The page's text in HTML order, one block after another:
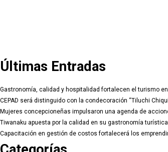
Últimas Entradas
Gastronomía, calidad y hospitalidad fortalecen el turismo
CEPAD será distinguido con la condecoración “Tiluchi
Mujeres concepcioneñas impulsaron una agenda de
Tiwanaku apuesta por la calidad en su gastronomía turística
Capacitación en gestión de costos fortalecerá los